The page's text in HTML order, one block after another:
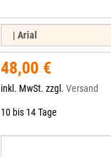
48,00 €
inkl. MwSt. zzgl.Versand
10 bis 14 Tage